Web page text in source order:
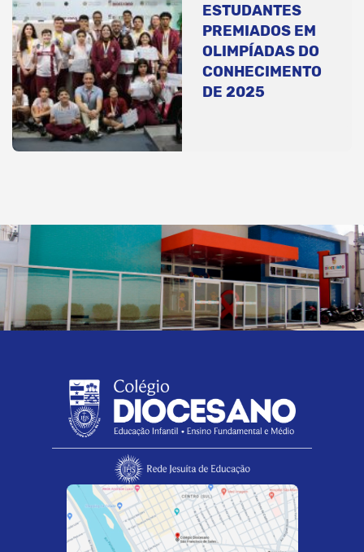
ESTUDANTES
PREMIADOS EM
OLIMPÍADAS DO
CONHECIMENTO
DE 2025